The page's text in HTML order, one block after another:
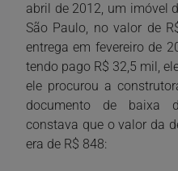
abril de 2012, um imóvel
São Paulo, no valor de
entrega em fevereiro de
tendo pago R$ 32,5 mil,
ele procurou a
documento de baixa
constava que o valor da
era de R$ 848: